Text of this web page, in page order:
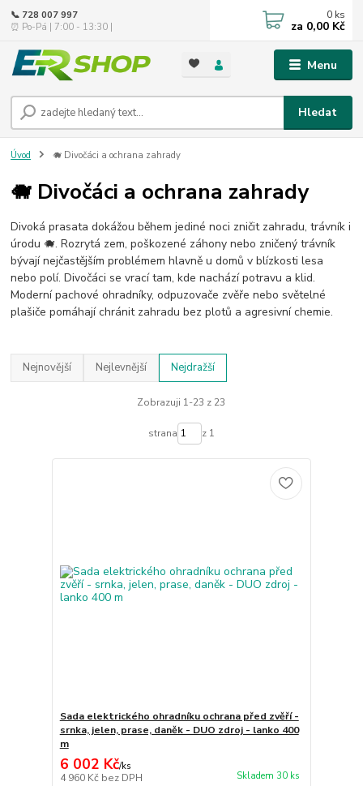
Menu
Hledat
📞 728 007 997
⏰ Po-Pá | 7:00 - 13:30 |
0 ks
za 0,00 Kč
Úvod 🐗 Divočáci a ochrana zahrady
🐗 Divočáci a ochrana zahrady
Divoká prasata dokážou během jediné noci zničit zahradu, trávník i
úrodu 🐗. Rozrytá zem, poškozené záhony nebo zničený trávník
bývají nejčastějším problémem hlavně u domů v blízkosti lesa
nebo polí. Divočáci se vrací tam, kde nachází potravu a klid.
Moderní pachové ohradníky, odpuzovače zvěře nebo světelné
plašiče pomáhají chránit zahradu bez plotů a agresivní chemie.
Nejnovější Nejlevnější Nejdražší
Zobrazuji 1-23 z 23
strana z 1
Sada elektrického ohradníku ochrana před zvěří -
srnka, jelen, prase, daněk - DUO zdroj - lanko 400
m
6 002 Kč/ks
4 960 Kč bez DPH Skladem 30 ks